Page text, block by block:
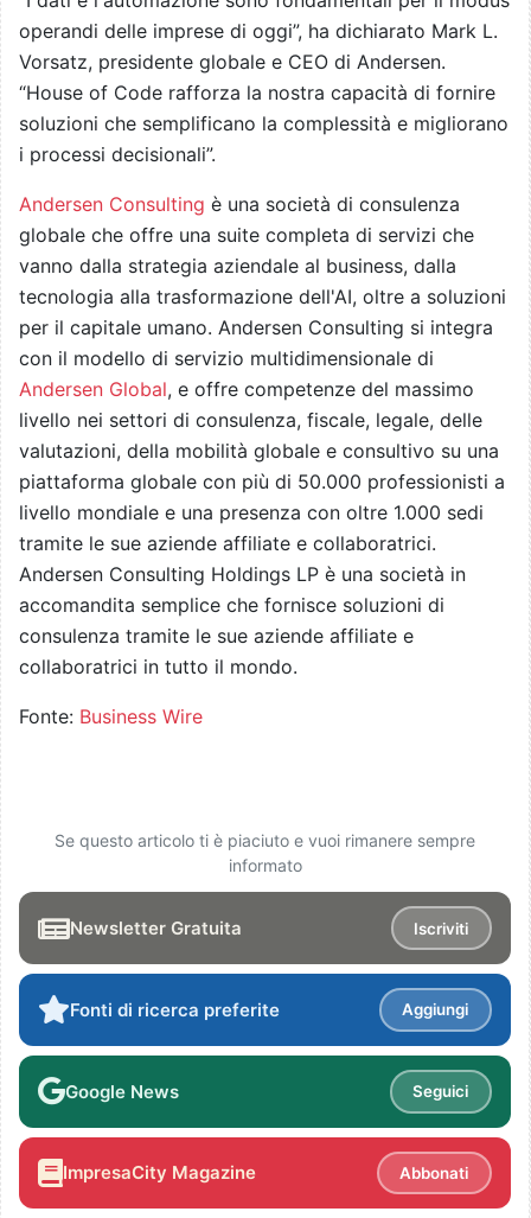
operandi delle imprese di oggi”, ha dichiarato Mark L.
Vorsatz, presidente globale e CEO di Andersen.
“House of Code rafforza la nostra capacità di fornire
soluzioni che semplificano la complessità e migliorano
i processi decisionali”.
Andersen Consulting è una società di consulenza
globale che offre una suite completa di servizi che
vanno dalla strategia aziendale al business, dalla
tecnologia alla trasformazione dell'AI, oltre a soluzioni
per il capitale umano. Andersen Consulting si integra
con il modello di servizio multidimensionale di
Andersen Global, e offre competenze del massimo
livello nei settori di consulenza, fiscale, legale, delle
valutazioni, della mobilità globale e consultivo su una
piattaforma globale con più di 50.000 professionisti a
livello mondiale e una presenza con oltre 1.000 sedi
tramite le sue aziende affiliate e collaboratrici.
Andersen Consulting Holdings LP è una società in
accomandita semplice che fornisce soluzioni di
consulenza tramite le sue aziende affiliate e
collaboratrici in tutto il mondo.
Fonte: Business Wire
Se questo articolo ti è piaciuto e vuoi rimanere sempre
informato
Newsletter Gratuita Iscriviti
Fonti di ricerca preferite Aggiungi
Google News Seguici
ImpresaCity Magazine Abbonati